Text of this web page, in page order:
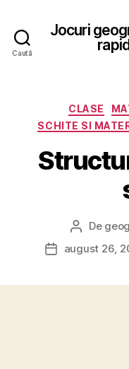
Caută
Jocuri
CLASE
SCHITE SI
Autor
articol
De
Datăaugust 26,